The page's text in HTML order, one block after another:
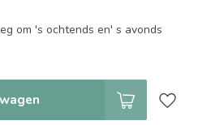
om 's ochtends en' s avonds